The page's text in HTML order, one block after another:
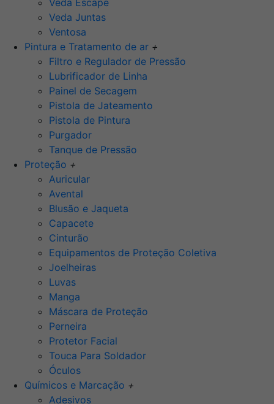
Veda Escape
Veda Juntas
Ventosa
Pintura e Tratamento de ar +
Filtro e Regulador de Pressão
Lubrificador de Linha
Painel de Secagem
Pistola de Jateamento
Pistola de Pintura
Purgador
Tanque de Pressão
Proteção +
Auricular
Avental
Blusão e Jaqueta
Capacete
Cinturão
Equipamentos de Proteção Coletiva
Joelheiras
Luvas
Manga
Máscara de Proteção
Perneira
Protetor Facial
Touca Para Soldador
Óculos
Químicos e Marcação +
Adesivos